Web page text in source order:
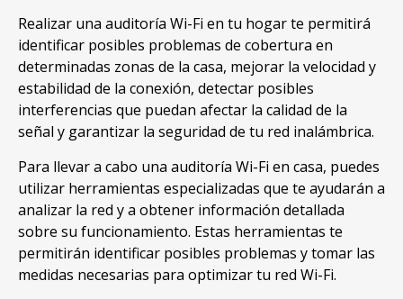
Realizar una auditoría Wi-Fi en tu hogar te permitirá
identificar posibles problemas de cobertura en
determinadas zonas de la casa, mejorar la velocidad y
estabilidad de la conexión, detectar posibles
interferencias que puedan afectar la calidad de la
señal y garantizar la seguridad de tu red inalámbrica.
Para llevar a cabo una auditoría Wi-Fi en casa, puedes
utilizar herramientas especializadas que te ayudarán a
analizar la red y a obtener información detallada
sobre su funcionamiento. Estas herramientas te
permitirán identificar posibles problemas y tomar las
medidas necesarias para optimizar tu red Wi-Fi.